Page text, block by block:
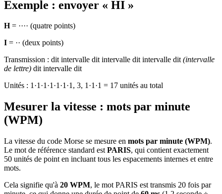
Exemple : envoyer « HI »
H= ···· (quatre points)
I = ·· (deux points)
Transmission : ditintervalle ditintervalle ditintervalle dit (intervalle
de lettre) ditintervalle dit
Unités : 1·1·1·1·1·1·1, 3, 1·1·1 = 17 unités au total
Mesurer la vitesse : mots par minute
(WPM)
La vitesse du code Morse se mesure en mots par minute (WPM).
Le mot de référence standard est PARIS, qui contient exactement
50 unités de point en incluant tous les espacements internes et entre
mots.
Cela signifie qu'à 20 WPM, le mot PARIS est transmis 20 fois par